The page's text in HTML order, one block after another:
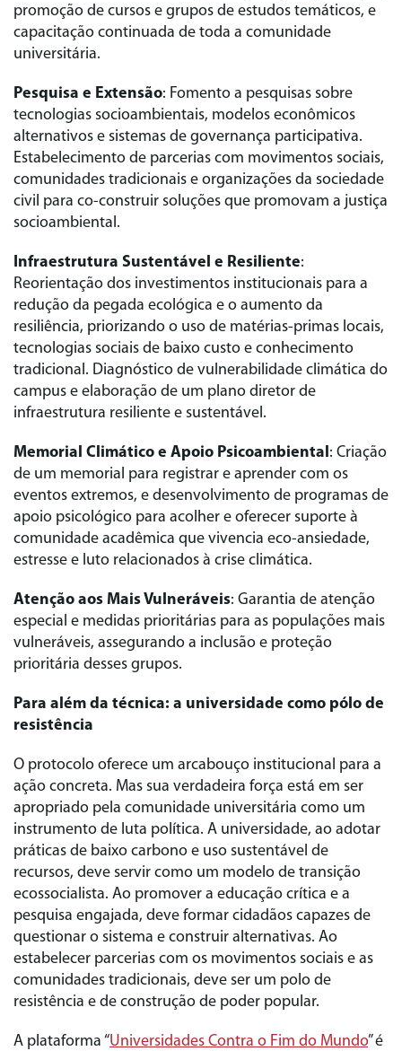
promoção de cursos e grupos de estudos temáticos, e
capacitação continuada de toda a comunidade
universitária.
Pesquisa e Extensão: Fomento a pesquisas sobre
tecnologias socioambientais, modelos econômicos
alternativos e sistemas de governança participativa.
Estabelecimento de parcerias com movimentos sociais,
comunidades tradicionais e organizações da sociedade
civil para co-construir soluções que promovam a justiça
socioambiental.
Infraestrutura Sustentável e Resiliente:
Reorientação dos investimentos institucionais para a
redução da pegada ecológica e o aumento da
resiliência, priorizando o uso de matérias-primas locais,
tecnologias sociais de baixo custo e conhecimento
tradicional. Diagnóstico de vulnerabilidade climática do
campus e elaboração de um plano diretor de
infraestrutura resiliente e sustentável.
Memorial Climático e Apoio Psicoambiental: Criação
de um memorial para registrar e aprender com os
eventos extremos, e desenvolvimento de programas de
apoio psicológico para acolher e oferecer suporte à
comunidade acadêmica que vivencia eco-ansiedade,
estresse e luto relacionados à crise climática.
Atenção aos Mais Vulneráveis: Garantia de atenção
especial e medidas prioritárias para as populações mais
vulneráveis, assegurando a inclusão e proteção
prioritária desses grupos.
Para além da técnica: a universidade como pólo de
resistência
O protocolo oferece um arcabouço institucional para a
ação concreta. Mas sua verdadeira força está em ser
apropriado pela comunidade universitária como um
instrumento de luta política. A universidade, ao adotar
práticas de baixo carbono e uso sustentável de
recursos, deve servir como um modelo de transição
ecossocialista. Ao promover a educação crítica e a
pesquisa engajada, deve formar cidadãos capazes de
questionar o sistema e construir alternativas. Ao
estabelecer parcerias com os movimentos sociais e as
comunidades tradicionais, deve ser um polo de
resistência e de construção de poder popular.
A plataforma “Universidades Contra o Fim do Mundo” é